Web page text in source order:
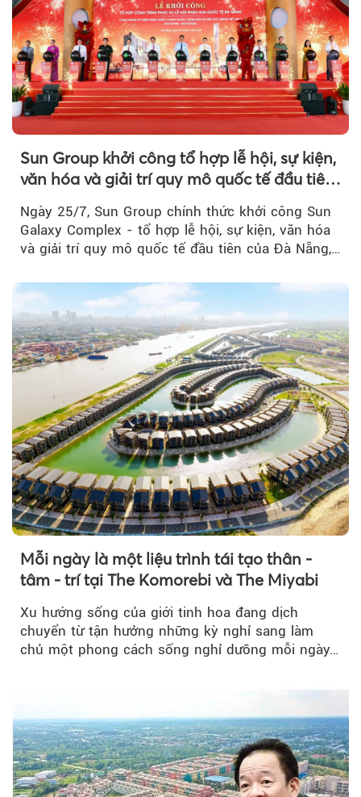
Sun Group khởi công tổ hợp lễ hội, sự kiện,
văn hóa và giải trí quy mô quốc tế đầu tiên
Ngày 25/7, Sun Group chính thức khởi công Sun
Galaxy Complex - tổ hợp lễ hội, sự kiện, văn hóa
và giải trí quy mô quốc tế đầu tiên của Đà Nẵng,…
Mỗi ngày là một liệu trình tái tạo thân -
tâm - trí tại The Komorebi và The Miyabi
Xu hướng sống của giới tinh hoa đang dịch
chuyển từ tận hưởng những kỳ nghỉ sang làm
chủ một phong cách sống nghỉ dưỡng mỗi ngày…